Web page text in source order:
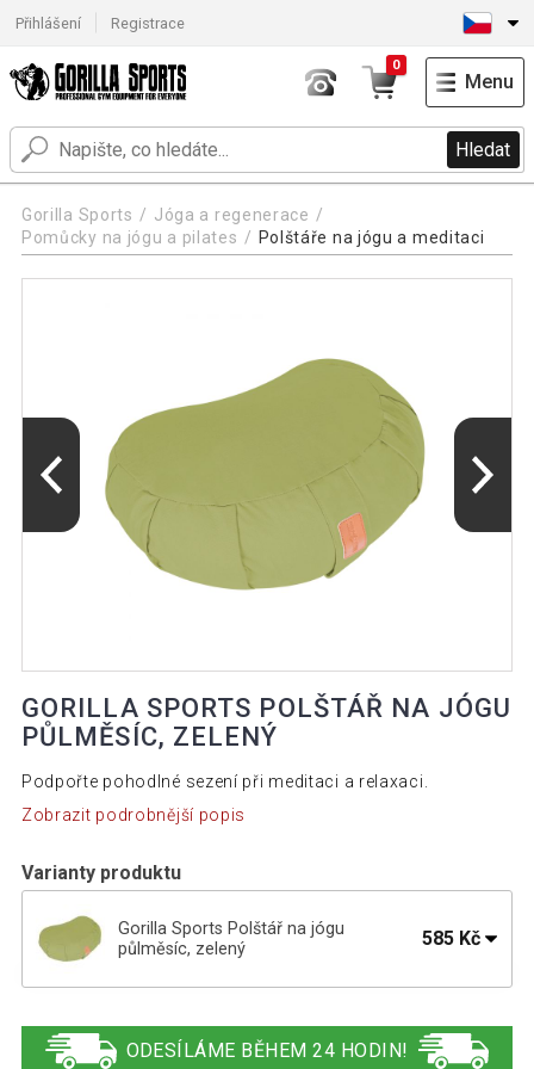
Přihlášení Registrace
Hledat
0
Menu
Gorilla Sports
Jóga a regenerace
Pomůcky na jógu a pilates
Polštáře na jógu a meditaci
GORILLA SPORTS POLŠTÁŘ NA JÓGU
PŮLMĚSÍC, ZELENÝ
Podpořte pohodlné sezení při meditaci a relaxaci.
Zobrazit podrobnější popis
Varianty produktu
Gorilla Sports Polštář na jógu
půlměsíc, zelený
585 Kč
barva písku
ODESÍLÁME BĚHEM 24 HODIN!